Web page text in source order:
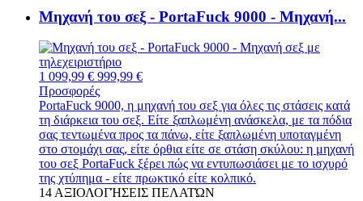
Μηχανή του σεξ - PortaFuck 9000 - Μηχανή...
1 099,99 € 999,99 €
Προσφορές
PortaFuck 9000, η μηχανή του σεξ για όλες τις στάσεις κατά
τη διάρκεια του σεξ. Είτε ξαπλωμένη ανάσκελα, με τα πόδια
σας τεντωμένα προς τα πάνω, είτε ξαπλωμένη υποταγμένη
στο στομάχι σας, είτε όρθια είτε σε στάση σκύλου: η μηχανή
του σεξ PortaFuck ξέρει πώς να εντυπωσιάσει με το ισχυρό
της χτύπημα - είτε πρωκτικό είτε κολπικό.
14 ΑΞΙΟΛΟΓΉΣΕΙΣ ΠΕΛΑΤΏΝ